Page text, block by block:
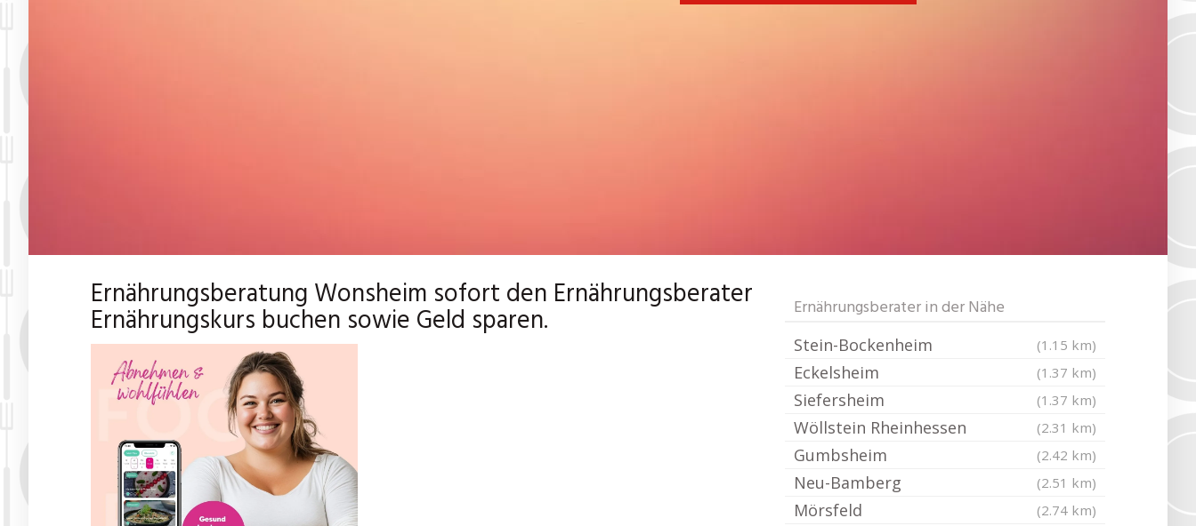
Ernährungsberatung Wonsheim sofort den Ernährungsberater
Ernährungskurs buchen sowie Geld sparen. Ernährungsberater in der Nähe
Stein-Bockenheim (1.15 km)
Eckelsheim (1.37 km)
Siefersheim (1.37 km)
Wöllstein Rheinhessen (2.31 km)
Gumbsheim (2.42 km)
Neu-Bamberg (2.51 km)
Mörsfeld (2.74 km)